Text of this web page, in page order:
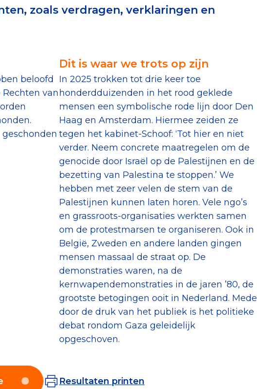
data over goede doelen
Sector
Donateurspanel
zoals verdragen, verklaringen en
beloofd
van
Dit is waar we trots op zijn
In 2025 trokken tot drie keer toe
honderdduizenden in het rood geklede
mensen een symbolische rode lijn door Den
Haag en Amsterdam. Hiermee zeiden ze
tegen het kabinet-Schoof: ‘Tot hier en niet
verder. Neem concrete maatregelen om de
genocide door Israël op de Palestijnen en de
bezetting van Palestina te stoppen.’ We
hebben met zeer velen de stem van de
Palestijnen kunnen laten horen. Vele ngo’s
en grassroots-organisaties werkten samen
om de protestmarsen te organiseren. Ook in
België, Zweden en andere landen gingen
mensen massaal de straat op. De
demonstraties waren, na de
kernwapendemonstraties in de jaren ’80, de
grootste betogingen ooit in Nederland. Mede
door de druk van het publiek is het politieke
debat rondom Gaza geleidelijk
opgeschoven.
Resultaten printen